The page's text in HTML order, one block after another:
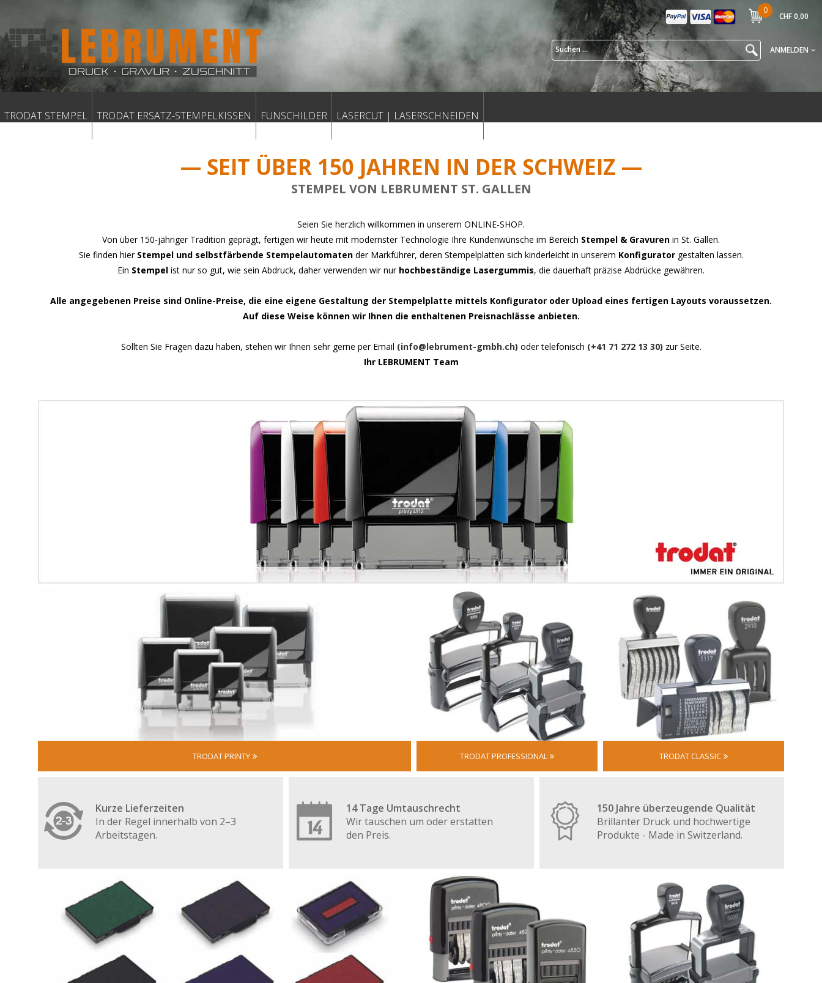
TRODAT STEMPEL TRODAT ERSATZ-STEMPELKISSEN FUNSCHILDER LASERCUT | LASERSCHNEIDEN
0
CHF 0,00
ANMELDEN
— SEIT ÜBER 150 JAHREN IN DER SCHWEIZ —
STEMPEL VON LEBRUMENT ST. GALLEN
Seien Sie herzlich willkommen in unserem ONLINE-SHOP.
Von über 150-jähriger Tradition geprägt, fertigen wir heute mit modernster Technologie Ihre Kundenwünsche im Bereich Stempel & Gravuren in St. Gallen.
Sie finden hier Stempel und selbstfärbende Stempelautomatender Markführer, deren Stempelplatten sich kinderleicht in unserem Konfiguratorgestalten lassen.
Ein Stempel ist nur so gut, wie sein Abdruck, daher verwenden wir nur hochbeständige Lasergummis, die dauerhaft präzise Abdrücke gewähren.
Alle angegebenen Preise sind Online-Preise, die eine eigene Gestaltung der Stempelplatte mittels Konfigurator oder Upload eines fertigen Layouts voraussetzen.
Auf diese Weise können wir Ihnen die enthaltenen Preisnachlässe anbieten.
Sollten Sie Fragen dazu haben, stehen wir Ihnen sehr gerne per Email (info@lebrument-gmbh.ch) oder telefonisch (+41 71 272 13 30) zur Seite.
Ihr LEBRUMENT Team
TRODAT PRINTY TRODAT PROFESSIONAL TRODAT CLASSIC
Kurze Lieferzeiten
In der Regel innerhalb von 2–3
Arbeitstagen.
14 Tage Umtauschrecht
Wir tauschen um oder erstatten
den Preis.
150 Jahre überzeugende Qualität
Brillanter Druck und hochwertige
Produkte - Made in Switzerland.